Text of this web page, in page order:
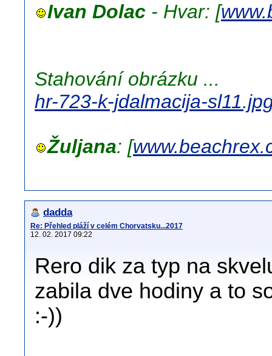
Ivan Dolac - Hvar: [
Stahování obrázku ...
hr-723-k-jdalmacija-
Žuljana: [
dadda
Re: Přehled pláží v celém Chorvatsku...2017
12. 02. 2017 09:22
Rero dik za typ na
zabila dve hodiny a to
:-))